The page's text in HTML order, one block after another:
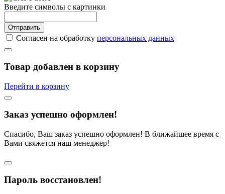
Введите символы с картинки
Отправить
Согласен на обработку персональных данных
Товар добавлен в корзину
Перейти в корзину
Заказ успешно оформлен!
Спасибо, Ваш заказ успешно оформлен! В ближайшее время с
Вами свяжется наш менеджер!
Пароль восстановлен!